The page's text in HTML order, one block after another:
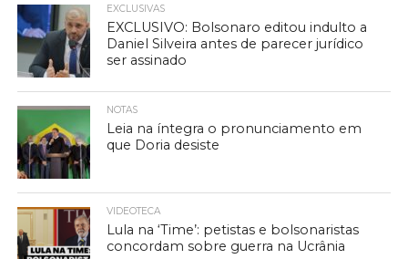
EXCLUSIVAS
EXCLUSIVO: Bolsonaro editou indulto a
Daniel Silveira antes de parecer jurídico
ser assinado
NOTAS
Leia na íntegra o pronunciamento em
que Doria desiste
VIDEOTECA
Lula na ‘Time’: petistas e bolsonaristas
concordam sobre guerra na Ucrânia